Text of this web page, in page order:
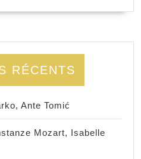
RÉCENTS
Ante Tomić
Mozart, Isabelle